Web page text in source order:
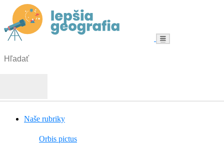
Menu
Naše rubriky
Orbis pictus